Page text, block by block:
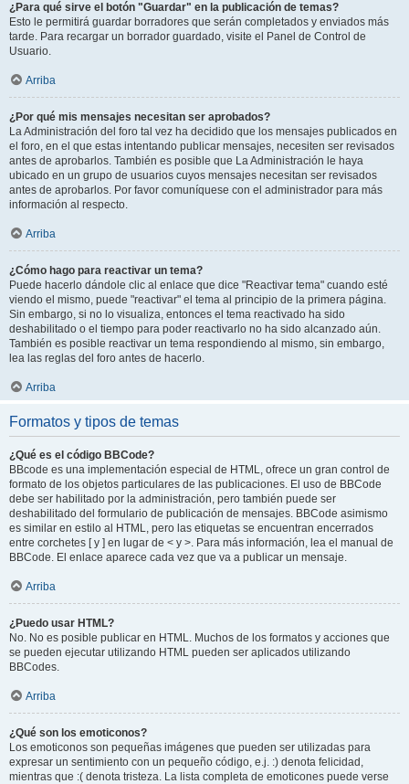
¿Para qué sirve el botón "Guardar" en la publicación de temas?
Esto le permitirá guardar borradores que serán completados y enviados más
tarde. Para recargar un borrador guardado, visite el Panel de Control de
Usuario.
Arriba
¿Por qué mis mensajes necesitan ser aprobados?
La Administración del foro tal vez ha decidido que los mensajes publicados en
el foro, en el que estas intentando publicar mensajes, necesiten ser revisados
antes de aprobarlos. También es posible que La Administración le haya
ubicado en un grupo de usuarios cuyos mensajes necesitan ser revisados
antes de aprobarlos. Por favor comuníquese con el administrador para más
información al respecto.
Arriba
¿Cómo hago para reactivar un tema?
Puede hacerlo dándole clic al enlace que dice "Reactivar tema" cuando esté
viendo el mismo, puede "reactivar" el tema al principio de la primera página.
Sin embargo, si no lo visualiza, entonces el tema reactivado ha sido
deshabilitado o el tiempo para poder reactivarlo no ha sido alcanzado aún.
También es posible reactivar un tema respondiendo al mismo, sin embargo,
lea las reglas del foro antes de hacerlo.
Arriba
Formatos y tipos de temas
¿Qué es el código BBCode?
BBcode es una implementación especial de HTML, ofrece un gran control de
formato de los objetos particulares de las publicaciones. El uso de BBCode
debe ser habilitado por la administración, pero también puede ser
deshabilitado del formulario de publicación de mensajes. BBCode asimismo
es similar en estilo al HTML, pero las etiquetas se encuentran encerrados
entre corchetes [ y ] en lugar de < y >. Para más información, lea el manual de
BBCode. El enlace aparece cada vez que va a publicar un mensaje.
Arriba
¿Puedo usar HTML?
No. No es posible publicar en HTML. Muchos de los formatos y acciones que
se pueden ejecutar utilizando HTML pueden ser aplicados utilizando
BBCodes.
Arriba
¿Qué son los emoticonos?
Los emoticonos son pequeñas imágenes que pueden ser utilizadas para
expresar un sentimiento con un pequeño código, e.j. :) denota felicidad,
mientras que :( denota tristeza. La lista completa de emoticones puede verse